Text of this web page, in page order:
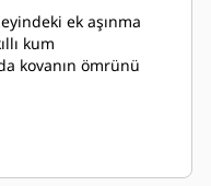
ek aşınma
kum
kovanın ömrünü